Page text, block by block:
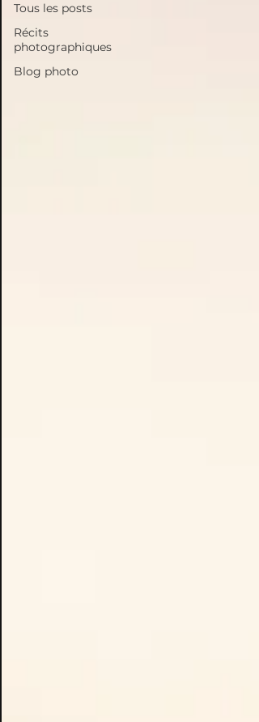
Tous les posts
Récits
photographiques
Blog photo